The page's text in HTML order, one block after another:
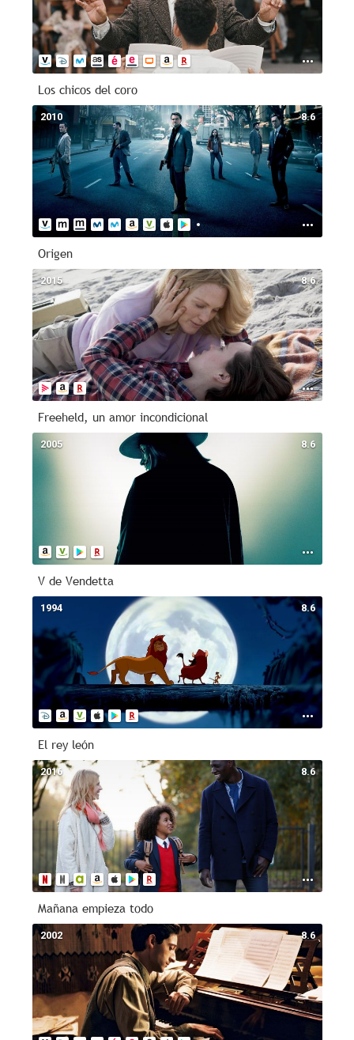
Los chicos del coro
8.6
2010
Origen
8.6
2015
Freeheld, un amor incondicional
8.6
2005
V de Vendetta
8.6
1994
El rey león
8.6
2016
Mañana empieza todo
8.6
2002